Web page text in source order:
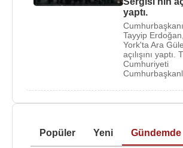
yaptı.
Tayyip
York'ta Ara
açılışını yaptı.
Cumhuriyeti
Popüler Yeni Gündemde